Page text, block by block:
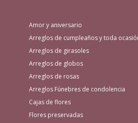
Amor y aniversario
Arreglos de cumpleaños y toda
Arreglos de girasoles
Arreglos de globos
Arreglos de rosas
Arreglos Fúnebres de condolencia
Cajas de flores
Flores preservadas